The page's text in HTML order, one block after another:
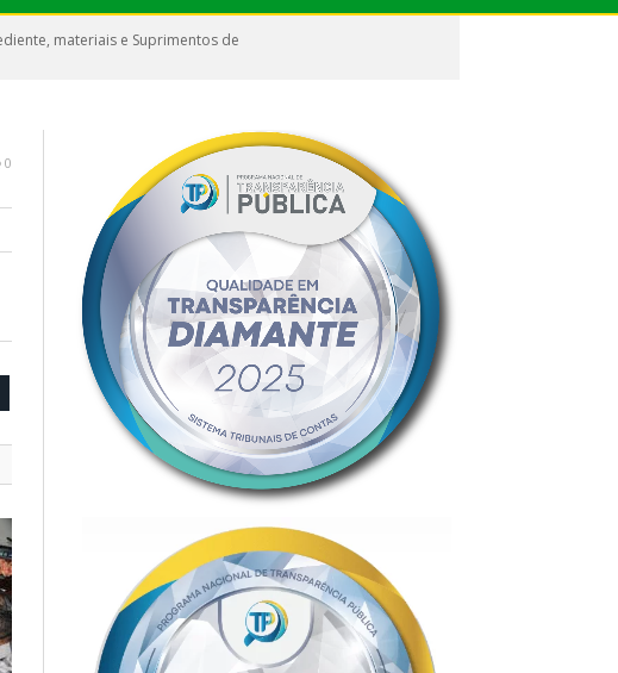
materiais e Suprimentos de
0